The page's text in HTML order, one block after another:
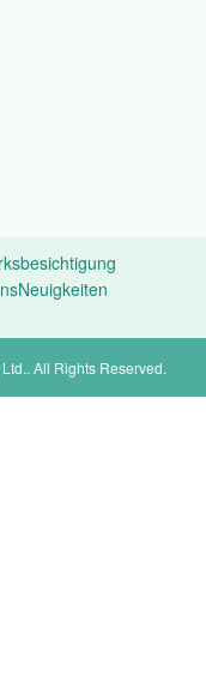
Neuigkeiten
All Rights Reserved.